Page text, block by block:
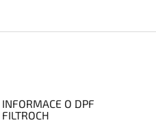
INFORMACE O DPF
FILTROCH